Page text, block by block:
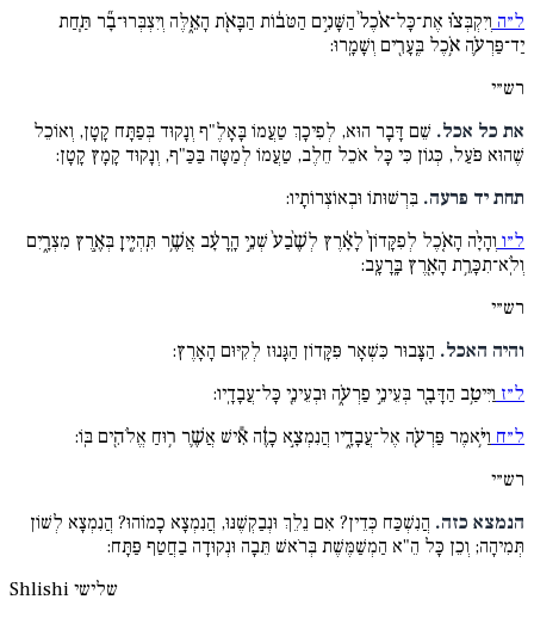
ל״ה וְיִקְבְּצ֗וּ אֶת־כָּל־אֹ֨כֶל֙ הַשָּׁנִ֣ים הַטֹּב֔וֹת הַבָּאֹ֖ת הָאֵ֑לֶּה וְיִצְבְּרוּ־בָ֞ר תַּ֧חַת
יַד־פַּרְעֹ֛ה אֹ֥כֶל בֶּֽעָרִ֖ים וְשָׁמָֽרוּ:
רש״י
את כל אכל. שֵׁם דָּבָר הוּא, לְפִיכָךְ טַעֲמוֹ בָּאָלֶ"ף וְנָקוּד בְּפַתָּח קָטָן, וְאוֹכֵל
שֶׁהוּא פֹּעַל, כְּגוֹן כִּי כָּל אֹכֵל חֵלֶב, טַעֲמוֹ לְמַטָּה בַּכַּ"ף, וְנָקוּד קָמָץ קָטָן:
תחת יד פרעה. בִּרְשׁוּתוֹ וּבְאוֹצְרוֹתָיו:
ל״ו וְהָיָ֨ה הָאֹ֤כֶל לְפִקָּדוֹן֙ לָאָ֔רֶץ לְשֶׁ֨בַע֙ שְׁנֵ֣י הָֽרָעָ֔ב אֲשֶׁ֥ר תִּֽהְיֶ֖יןָ בְּאֶ֣רֶץ מִצְרָ֑יִם
וְלֹֽא־תִכָּרֵ֥ת הָאָ֖רֶץ בָּֽרָעָֽב:
רש״י
והיה האכל. הַצָּבוּר כִּשְׁאָר פִּקָּדוֹן הַגָּנוּז לְקִיּוּם הָאָרֶץ:
ל״ז וַיִּיטַ֥ב הַדָּבָ֖ר בְּעֵינֵ֣י פַרְעֹ֑ה וּבְעֵינֵ֖י כָּל־עֲבָדָֽיו:
ל״ח וַיֹּ֥אמֶר פַּרְעֹ֖ה אֶל־עֲבָדָ֑יו הֲנִמְצָ֣א כָזֶ֔ה אִ֕ישׁ אֲשֶׁ֛ר ר֥וּחַ אֱלֹהִ֖ים בּֽוֹ:
רש״י
הנמצא כזה. הֲנִשְׁכַּח כְּדֵין? אִם נֵלֵךְ וּנְבַקְשֶׁנּוּ, הֲנִמְצָא כָמוֹהוּ? הֲנִמְצָא לְשׁוֹן
תְּמִיהָה; וְכֵן כָּל הֵ"א הַמְשַׁמֶּשֶׁת בְּרֹאשׁ תֵּבָה וּנְקוּדָה בַחֲטַף פַּתָּח:
Shlishi שלישי